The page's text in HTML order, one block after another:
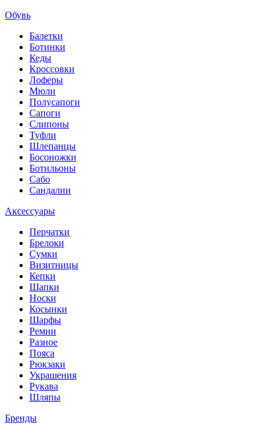
Обувь
Балетки
Ботинки
Кеды
Кроссовки
Лоферы
Мюли
Полусапоги
Сапоги
Слипоны
Туфли
Шлепанцы
Босоножки
Ботильоны
Сабо
Сандалии
Аксессуары
Перчатки
Брелоки
Сумки
Визитницы
Кепки
Шапки
Носки
Косынки
Шарфы
Ремни
Разное
Пояса
Рюкзаки
Украшения
Рукава
Шляпы
Бренды